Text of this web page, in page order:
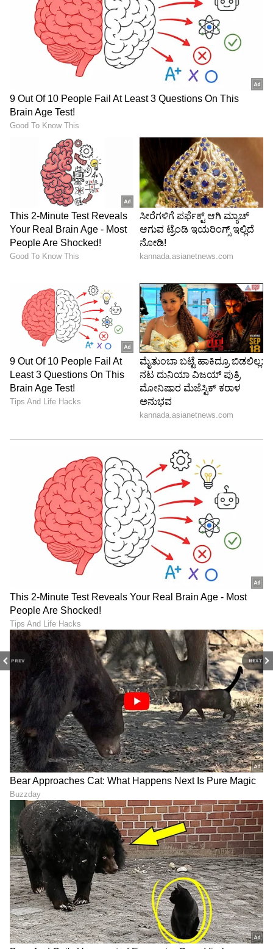
PREV NEXT
171 ವರ್ಷಗಳ ಹಳೆಯ ಮನೆಯನ್ನು 1851ರ ನಂತರ 70 ರಿಂದ
80 ವರ್ಷಗಳ ಕಾಲ ಫಾರ್ಮ್ ಹೌಸ್ ಆಗಿ ಬಳಸಲಾಗುತ್ತಿತ್ತು.
ಫೌಲ್ ಕುಟುಂಬ ಇದನ್ನು ನಿರ್ಮಿಸಿತ್ತು. 1920 ಮತ್ತು 30ರ
ದಶಕದಲ್ಲಿ, ದಿ ಹೋಮ್ ವಾಸ್ ಡನ್ ಟು ದಿ ಗರ್ಲ್ ಸ್ಕೌಟ್
ಆಫ್ ದಿ ಯುನೈಟೆಡ್ ಸ್ಟೇಟ್ಸ್ ಆಫ್ ಅಮೇರಿಕಾ ಎಂಬ ಯುವ
ತಂಡ, ಈ ಮನೆಯನ್ನು ಸುಂದರಗೊಳಿಸಿ, ಮರು ನಿರ್ಮಾಣ
ಮಾಡಿ ವಿಚಿತ್ರ ಸ್ನಾನಗೃಹವನ್ನು ನಿರ್ಮಿಸಿದರು.
6
ಈ ಮನೆಯಲ್ಲಿರುವ ವಿಶೇಷ ಕೋಣೆಗಳನ್ನು ಹಾರ್ಡ್‌ವುಡ್
ಮಹಡಿಗಳು ಮತ್ತು ಬೆಮೆಡ್ ಸೀಲಿಂಗ್ ಮತ್ತು ಲಿವಿಂಗ್
ಏರಿಯಾವನ್ನು ದೊಡ್ಡ ಪರದೆಯ ಮುಖಮಂಟಪ ಮತ್ತು
ಮುಚ್ಚಿದ ಡಾಬಾ ಬಿಲೋಗೆ ವಿಸ್ತರಿಸಲಾಗಿದೆ. ಮನೆಯ ಹೆಚ್ಚಿನ
ಒಳಭಾಗವನ್ನು ಪುನರ್ ನಿರ್ಮಾಣ ಮಾಡಲಾಗಿದೆ. ಕಿಚನ್
ಮತ್ತು ಬಾತ್ ರೂಮ್ ಪ್ರಮುಖ ನವೀಕರಣಗಳನ್ನು
ಪಡೆದುಕೊಂಡಿದೆ.
7
8
ಈ ಮನೆಯನ್ನು ನಿರ್ಮಿಸಿದಾಗ, ನಾಲ್ಕು ಶೌಚಾಲಯದ
ಸ್ನಾನಗೃಹವನ್ನು ಹೊಂದಿರಲಿಲ್ಲ ಎಂದು ತಿಳಿದು ಬಂದಿದೆ.
ಇದನ್ನು ಗರ್ಲ್ ಸ್ಕೌಟ್ಸ್ ಸೇರಿಸಿತು. ಮನೆ ಮಾಲೀಕರು 1920
ಮತ್ತು 1930 ರ ಸುಮಾರಿಗೆ ಮನೆಯನ್ನು ನವೀಕರಣ
ಮಾಡಿದ್ದಾರೆ.